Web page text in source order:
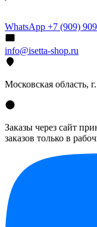
WhatsApp +7 (909)
info@isetta-shop.ru
Московская область,
Заказы через сайт
заказов только в